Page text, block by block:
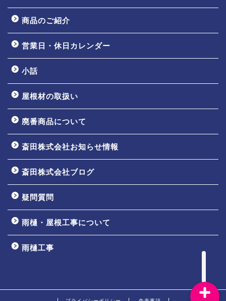
商品のご紹介
営業日・休日カレンダー
小話
屋根材の取扱い
廃番商品について
斎田株式会社お知らせ情報
斎田株式会社ブログ
疑問質問
雨樋・屋根工事について
雨樋工事
ホーム